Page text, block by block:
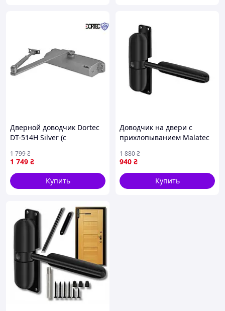
Дверной доводчик Dortec
DT-514H Silver (с
положении,45-85 кг,
248x45x72)
1 749 ₴
1 799₴
Купить
Доводчик на двери с
прихлопыванием Malatec
дверной верхний,
Механический доводчик
металлопластиковой
двери, RYH
940 ₴
1 880₴
Купить